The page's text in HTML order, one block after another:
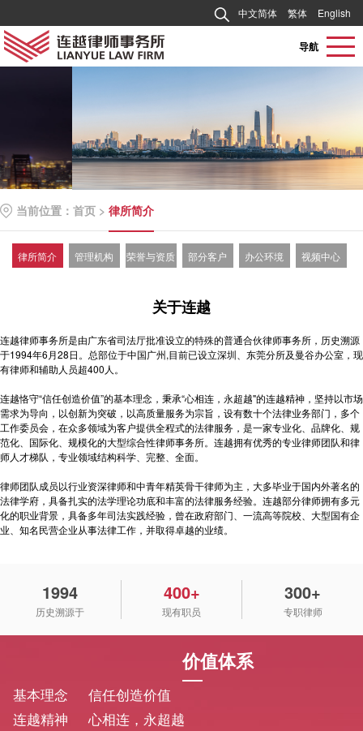
中文简体 繁体 English
导航
当前位置： 首页 > 律所简介
律所简介 管理机构 荣誉与资质 部分客户 办公环境 视频中心
关于连越
连越律师事务所是由广东省司法厅批准设立的特殊的普通合伙律师事务所，历史溯源
于1994年6月28日。总部位于中国广州,目前已设立深圳、东莞分所及曼谷办公室，现
有律师和辅助人员超400人。
连越恪守“信任创造价值”的基本理念，秉承“心相连，永超越"的连越精神，坚持以市场
需求为导向，以创新为突破，以高质量服务为宗旨，设有数十个法律业务部门，多个
工作委员会，在众多领域为客户提供全程式的法律服务，是一家专业化、品牌化、规
范化、国际化、规模化的大型综合性律师事务所。连越拥有优秀的专业律师团队和律
师人才梯队，专业领域结构科学、完整、全面。
律师团队成员以行业资深律师和中青年精英骨干律师为主，大多毕业于国内外著名的
法律学府，具备扎实的法学理论功底和丰富的法律服务经验。连越部分律师拥有多元
化的职业背景，具备多年司法实践经验，曾在政府部门、一流高等院校、大型国有企
业、知名民营企业从事法律工作，并取得卓越的业绩。
1994
历史溯源于
400+
现有职员
300+
专职律师
价值体系
基本理念 信任创造价值
连越精神
心相连，永超越